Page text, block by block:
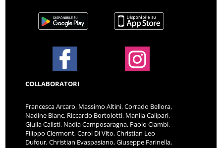
COLLABORATORI
Francesca Arcaro, Massimo Altini, Corrado Bellora,
Nadine Blanc, Riccardo Bortolotti, Manila Calipari,
Giulia Calisti, Nadia Camposaragna, Paolo Ciambi,
Filippo Clermont, Carol Di Vito, Christian Leo
Dufour, Christian Evaspasiano, Giuseppe Farinella,